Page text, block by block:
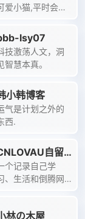
爱小猫,平时会写
做饭的小爱好
lsy07
技激荡人文，洞
智慧本真。
小韩博客
气是计划之外的
西.
自留
个记录自己学
、生活和倒腾网
林の木屋